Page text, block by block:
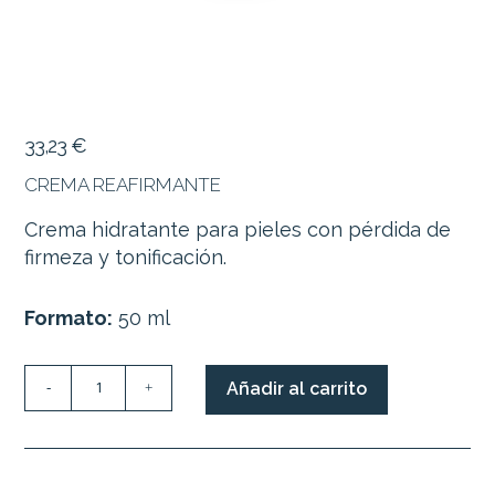
33,23 €
CREMA REAFIRMANTE
Crema hidratante para pieles con pérdida de
firmeza y tonificación.
Formato: 50 ml
REAFIRMANTE
- + Añadir al carrito